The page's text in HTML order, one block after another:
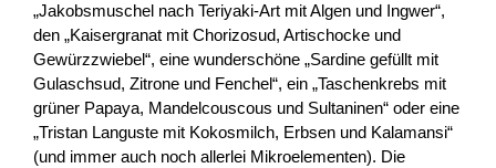
„Jakobsmuschel nach Teriyaki-Art mit Algen und Ingwer“,
den „Kaisergranat mit Chorizosud, Artischocke und
Gewürzzwiebel“, eine wunderschöne „Sardine gefüllt mit
Gulaschsud, Zitrone und Fenchel“, ein „Taschenkrebs mit
grüner Papaya, Mandelcouscous und Sultaninen“ oder eine
„Tristan Languste mit Kokosmilch, Erbsen und Kalamansi“
(und immer auch noch allerlei Mikroelementen). Die